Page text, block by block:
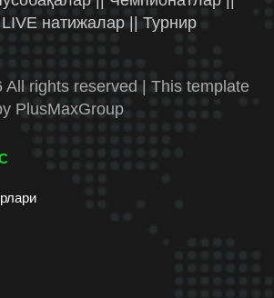
натижалар || Турнир
All rights reserved | This template
PlusMaxGroup